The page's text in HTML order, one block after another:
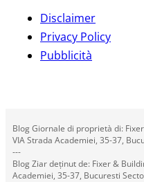
Disclaimer
Privacy Policy
Pubblicità
Blog Giornale di proprietà di:
VIA Strada Academiei, 35-37,
---
Blog Ziar deținut de: Fixer &
Academiei, 35-37, Bucuresti